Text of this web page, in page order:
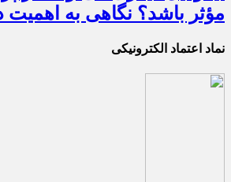
مؤثر باشد؟ نگاهی به اهمیت
نماد اعتماد الکترونیکی